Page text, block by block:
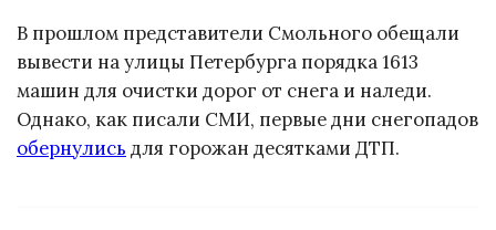
В прошлом представители Смольного обещали
вывести на улицы Петербурга порядка 1613
машин для очистки дорог от снега и наледи.
Однако, как писали СМИ, первые дни снегопадов
обернулись для горожан десятками ДТП.